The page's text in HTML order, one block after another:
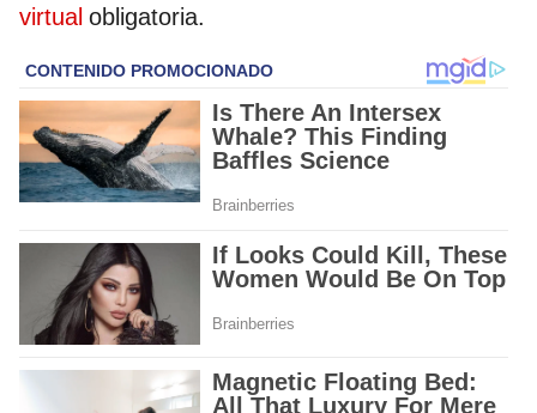
virtual obligatoria.